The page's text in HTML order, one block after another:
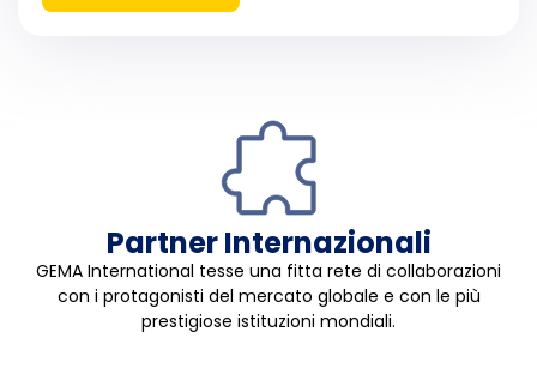
Partner Internazionali
GEMA International tesse una fitta rete di collaborazioni
con i protagonisti del mercato globale e con le più
prestigiose istituzioni mondiali.